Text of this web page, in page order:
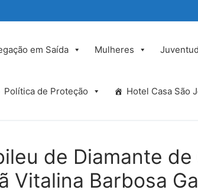
em Saída Mulheres
Política de Proteção Hotel Casa São
de Diamante
Vitalina Barbosa